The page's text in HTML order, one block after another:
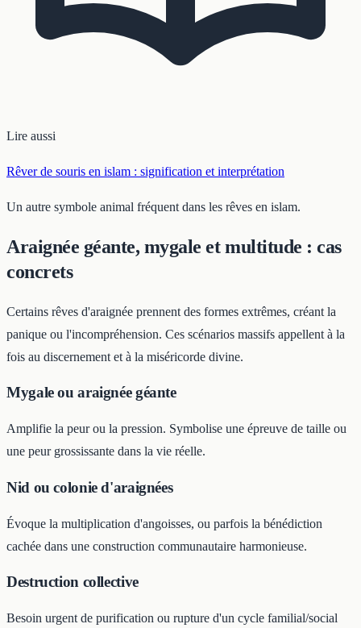
Lire aussi
Rêver de souris en islam : signification et interprétation
Un autre symbole animal fréquent dans les rêves en islam.
Araignée géante, mygale et multitude : cas
concrets
Certains rêves d'araignée prennent des formes extrêmes, créant la
panique ou l'incompréhension. Ces scénarios massifs appellent à la
fois au discernement et à la miséricorde divine.
Mygale ou araignée géante
Amplifie la peur ou la pression. Symbolise une épreuve de taille ou
une peur grossissante dans la vie réelle.
Nid ou colonie d'araignées
Évoque la multiplication d'angoisses, ou parfois la bénédiction
cachée dans une construction communautaire harmonieuse.
Destruction collective
Besoin urgent de purification ou rupture d'un cycle familial/social